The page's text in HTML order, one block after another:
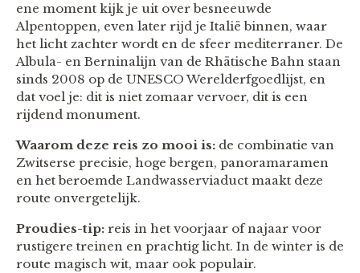
ene moment kijk je uit over besneeuwde
Alpentoppen, even later rijd je Italië binnen, waar
het licht zachter wordt en de sfeer mediterraner. De
Albula- en Berninalijn van de Rhätische Bahn staan
sinds 2008 op de UNESCO Werelderfgoedlijst, en
dat voel je: dit is niet zomaar vervoer, dit is een
rijdend monument.
Waarom deze reis zo mooi is: de combinatie van
Zwitserse precisie, hoge bergen, panoramaramen
en het beroemde Landwasserviaduct maakt deze
route onvergetelijk.
Proudies-tip: reis in het voorjaar of najaar voor
rustigere treinen en prachtig licht. In de winter is de
route magisch wit, maar ook populair.